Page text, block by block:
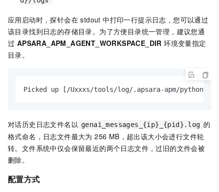
应用启动时，探针会在 stdout 中打印一行提示日志，您可以通过
该目录找到日志的存储目录。为了方便目录统一管理，建议您通
过 APSARA_APM_AGENT_WORKSPACE_DIR 环境变量指定
目录。
Picked up [/Uxxxs/tools/log/.apsara-apm/python] as
对话历史日志文件名以 genai_messages_{ip}_{pid}.log 的
格式命名，日志文件最大为 256 MB，超出该大小会进行文件轮
转。文件系统中仅会保留最近的两个日志文件，过旧的文件会被
删除。
配置方式